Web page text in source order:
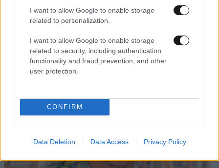
I want to allow Google to enable storage
related to personalization.
I want to allow Google to enable storage
related to security, including authentication
functionality and fraud prevention, and other
user protection.
CONFIRM
Data Deletion Data Access Privacy Policy